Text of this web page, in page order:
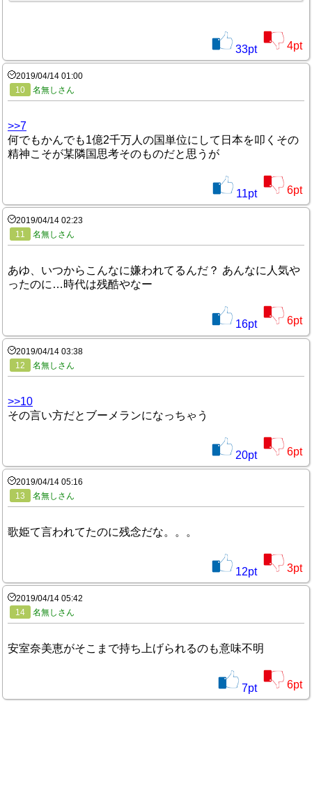
33pt 4pt
2019/04/14 01:00
10
名無しさん
>>7
何でもかんでも1億2千万人の国単位にして日本を叩くその
精神こそが某隣国思考そのものだと思うが
11pt 6pt
2019/04/14 02:23
11
名無しさん
あゆ、いつからこんなに嫌われてるんだ？ あんなに人気や
ったのに…時代は残酷やなー
16pt 6pt
2019/04/14 03:38
12
名無しさん
>>10
その言い方だとブーメランになっちゃう
20pt 6pt
2019/04/14 05:16
13
名無しさん
歌姫て言われてたのに残念だな。。。
12pt 3pt
2019/04/14 05:42
14
名無しさん
安室奈美恵がそこまで持ち上げられるのも意味不明
7pt 6pt